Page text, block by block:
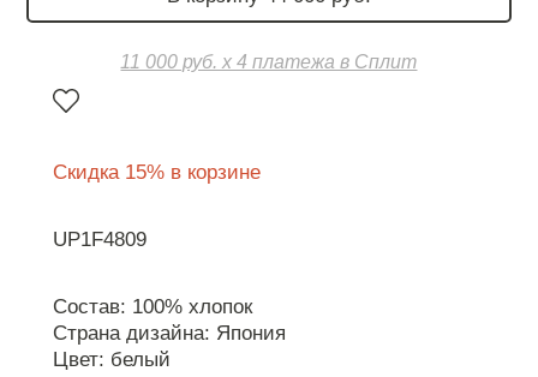
11 000 руб. х 4 платежа в Сплит
Скидка 15% в корзине
UP1F4809
Состав: 100% хлопок
Страна дизайна: Япония
Цвет: белый